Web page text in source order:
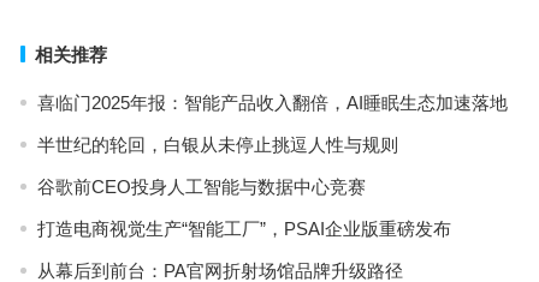
相关推荐
喜临门2025年报：智能产品收入翻倍，AI睡眠生态加速落地
半世纪的轮回，白银从未停止挑逗人性与规则
谷歌前CEO投身人工智能与数据中心竞赛
打造电商视觉生产“智能工厂”，PSAI企业版重磅发布
从幕后到前台：PA官网折射场馆品牌升级路径